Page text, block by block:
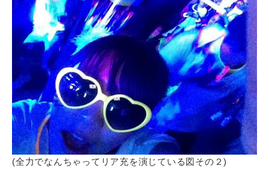
(全力でなんちゃってリア充を演じている図その２)